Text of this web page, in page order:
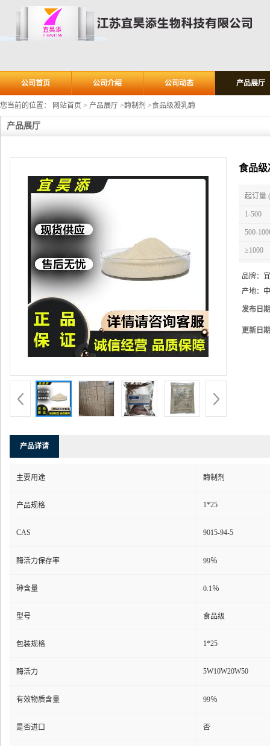
公司首页 公司介绍 公司动态 产品展厅
您当前的位置： 网站首页 > 产品展厅 >酶制剂 >食品级凝乳酶
产品展厅
食品级
起订量
1-500
500-
≥1000
品牌：
产地：
发布日
更新日
产品详请
主要用途 酶制剂
产品规格 1*25
CAS 9015-94-5
酶活力保存率 99％
砷含量 0.1％
型号 食品级
包装规格 1*25
酶活力 5W10W20W50
有效物质含量 99％
是否进口 否